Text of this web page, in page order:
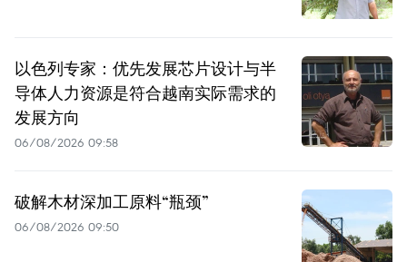
以色列专家：优先发展芯片设计与半
导体人力资源是符合越南实际需求的
发展方向
06/08/2026 09:58
破解木材深加工原料“瓶颈”
06/08/2026 09:50